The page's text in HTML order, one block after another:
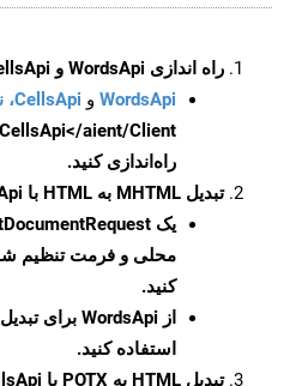
راه اندازی WordsApi و CellsApi
WordsApi و CellsApi، نسخه Basient
راه‌اندازی کنید.
تبدیل MHTML به HTML با WordsApi
یک
کنید.
استفاده کنید.
تبدیل HTML به POTX با CellsApi